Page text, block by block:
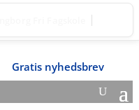
Gratis nyhedsbrev